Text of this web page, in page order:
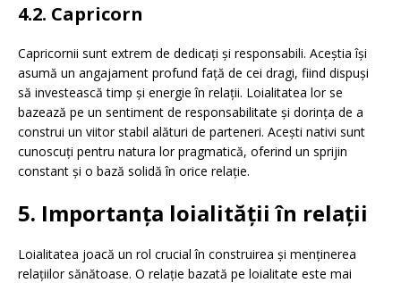
4.2. Capricorn
Capricornii sunt extrem de dedicați și responsabili. Aceștia își
asumă un angajament profund față de cei dragi, fiind dispuși
să investească timp și energie în relații. Loialitatea lor se
bazează pe un sentiment de responsabilitate și dorința de a
construi un viitor stabil alături de parteneri. Acești nativi sunt
cunoscuți pentru natura lor pragmatică, oferind un sprijin
constant și o bază solidă în orice relație.
5. Importanța loialității în relații
Loialitatea joacă un rol crucial în construirea și menținerea
relațiilor sănătoase. O relație bazată pe loialitate este mai